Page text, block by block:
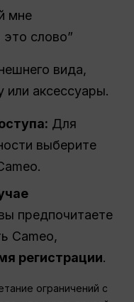
мне
это слово”
вида,
аксессуары.
Для
выберите
предпочитаете
Cameo,
регистрации.
ограничений с